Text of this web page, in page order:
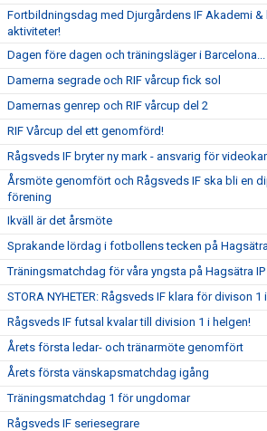
Fortbildningsdag med Djurgårdens IF Akademi &
aktiviteter!
Dagen före dagen och träningsläger i Barcelona...
Damerna segrade och RIF vårcup fick sol
Damernas genrep och RIF vårcup del 2
RIF Vårcup del ett genomförd!
Rågsveds IF bryter ny mark - ansvarig för
Årsmöte genomfört och Rågsveds IF ska bli en
förening
Ikväll är det årsmöte
Sprakande lördag i fotbollens tecken på
Träningsmatchdag för våra yngsta på Hagsätra IP
STORA NYHETER: Rågsveds IF klara för divison 1
Rågsveds IF futsal kvalar till division 1 i helgen!
Årets första ledar- och tränarmöte genomfört
Årets första vänskapsmatchdag igång
Träningsmatchdag 1 för ungdomar
Rågsveds IF seriesegrare